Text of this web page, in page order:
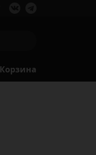
Корзина